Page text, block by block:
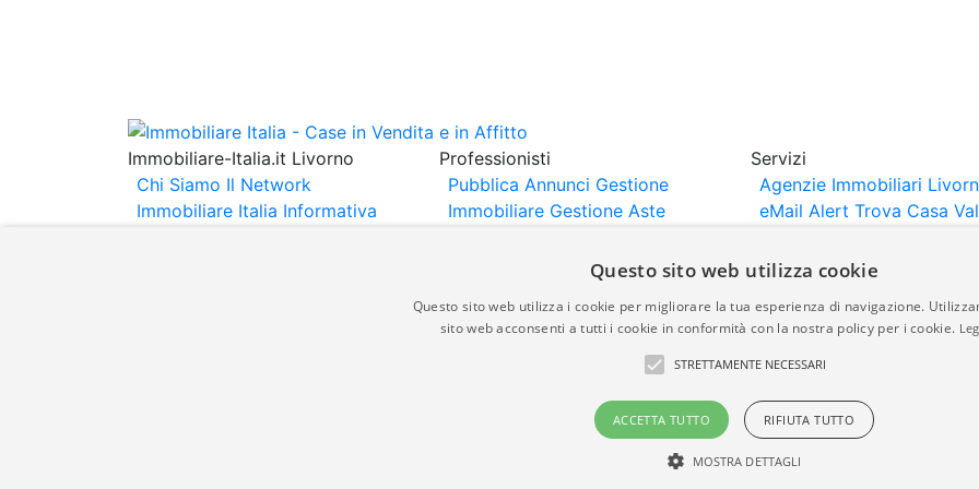
Immobiliare-Italia.it Livorno
Chi Siamo Il Network
Immobiliare Italia Informativa
Professionisti
Pubblica Annunci Gestione
Immobiliare Gestione Aste
Importazione
Servizi
Agenzie Immobiliari
eMail Alert Trova Casa
Gli annunci immobiliari presenti su immobiliare-italia.it vengono pubblicati da agenzie immobiliari e
italia.it quindi non è responsabile della veridicità, della correttezza, della completezza, della
Questo sito web utilizza cookie
Questo sito web utilizza i cookie per migliorare la tua esperienza di navigazione.
sito web acconsenti a tutti i cookie in conformità con la nostra policy per i cookie.
STRETTAMENTE NECESSARI
ACCETTA TUTTO RIFIUTA TUTTO
MOSTRA DETTAGLI